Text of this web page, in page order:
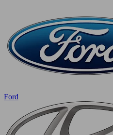
Ford